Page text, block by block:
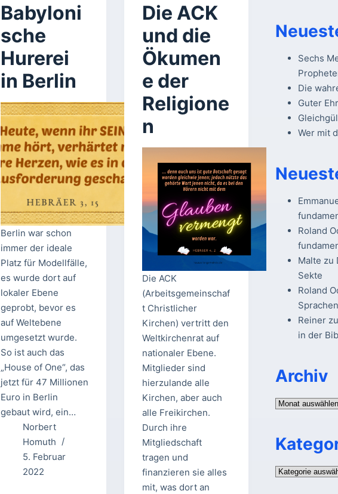
Babyloni
sche
Hurerei
in Berlin
Berlin war schon
immer der ideale
Platz für Modellfälle,
es wurde dort auf
lokaler Ebene
geprobt, bevor es
auf Weltebene
umgesetzt wurde.
So ist auch das
„House of One“, das
jetzt für 47 Millionen
Euro in Berlin
gebaut wird, ein…
Norbert
Homuth
5. Februar
2022
Die ACK
und die
Ökumen
e der
Religione
n
Die ACK
(Arbeitsgemeinschaf
t Christlicher
Kirchen) vertritt den
Weltkirchenrat auf
nationaler Ebene.
Mitglieder sind
hierzulande alle
Kirchen, aber auch
alle Freikirchen.
Durch ihre
Mitgliedschaft
tragen und
finanzieren sie alles
mit, was dort an
Sechs
Die
Guter
Wer mit
Roland
Malte zu
Sekte
Roland
Reinerzu
in der
Archiv
Archiv
Kategorien